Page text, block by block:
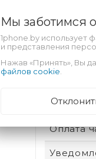
Для кого
Цвет
Оплата
Мы заботимся
1phone.by использует
и представления
Нажав «Принять», Вы
файлов cookie